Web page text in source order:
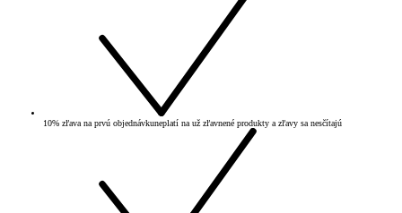
10% zľava na prvú objednávkuneplatí na už zľavnené produkty a zľavy sa nesčítajú